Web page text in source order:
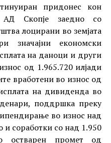
придонес кон
Скопје заедно со
лоцирани во земјата
значајни економски
на даноци и други
од 1.965.720 илјади
вработени во износ од
на дивиденда во
поддршка преку
во износ над
и соработки со над 1.950
остварен промет од